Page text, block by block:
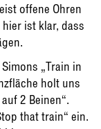
offene Ohren
hier ist klar, dass
„Train in
holt uns
2 Beinen“.
that train“ ein.